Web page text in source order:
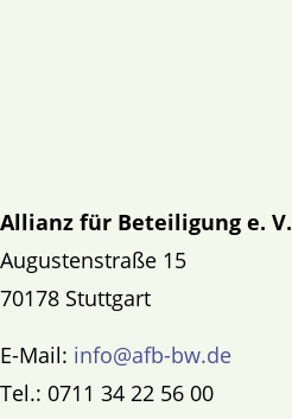
Allianz für Beteiligung e. V.
Augustenstraße 15
70178 Stuttgart
E-Mail: info@afb-bw.de
Tel.: 0711 34 22 56 00